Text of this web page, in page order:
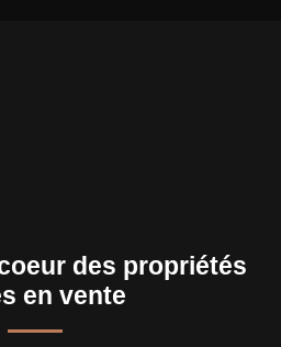
des propriétés
en vente